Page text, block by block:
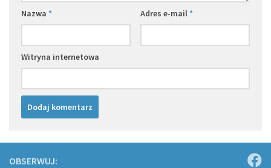
Nazwa * Adres e-mail*
Witryna internetowa
OBSERWUJ: